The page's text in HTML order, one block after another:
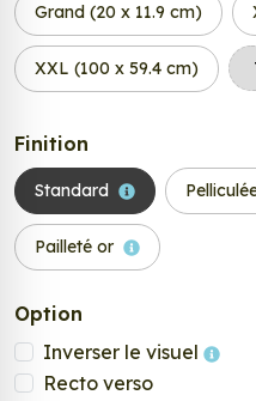
Grand (20 x 11.9 cm)
XXL (100 x 59.4 cm)
Finition
Standard
Pailleté or
Option
Inverser le visuel
Recto verso